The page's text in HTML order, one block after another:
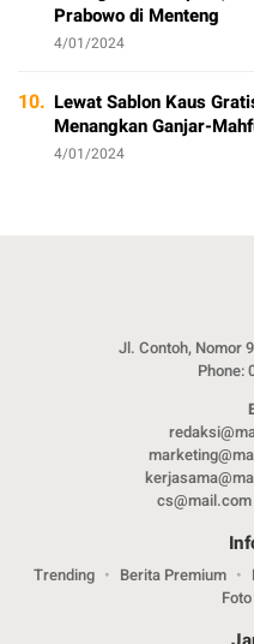
Prabowo di Menteng
4/01/2024
10. Lewat Sablon Kaus
Menangkan Ganjar-
4/01/2024
Jl. Contoh, Nomor
Phone:
Trending Berita Premium
Foto